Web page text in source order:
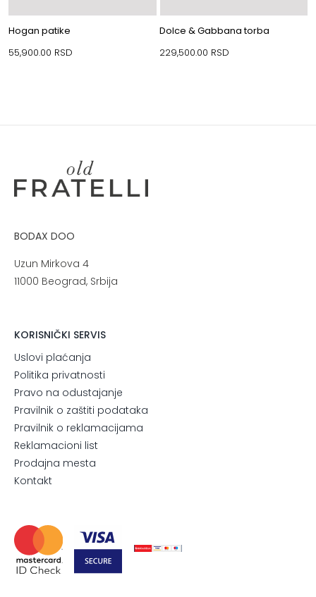
Hogan patike
55,900.00 RSD
Dolce & Gabbana torba
229,500.00 RSD
BODAX DOO
Uzun Mirkova 4
11000 Beograd, Srbija
KORISNIČKI SERVIS
Uslovi plaćanja
Politika privatnosti
Pravo na odustajanje
Pravilnik o zaštiti podataka
Pravilnik o reklamacijama
Reklamacioni list
Prodajna mesta
Kontakt